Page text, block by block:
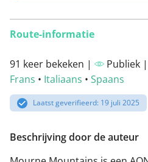
Route-informatie
91 keer bekeken | Publiek |
Frans • Italiaans • Spaans
Laatst geverifieerd: 19 juli 2025
Beschrijving door de auteur